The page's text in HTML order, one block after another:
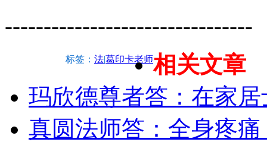
--------------------------------
标签： 法|葛印卡老师相关文章
玛欣德尊者答：在家
真圆法师答：全身疼